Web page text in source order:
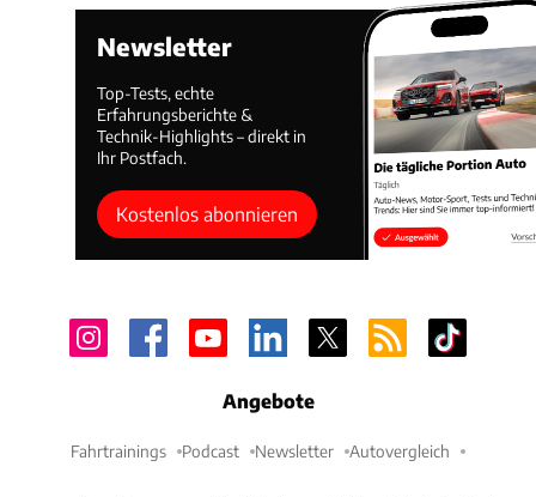
Newsletter
Top-Tests, echte
Erfahrungsberichte &
Technik-Highlights – direkt in
Ihr Postfach.
Kostenlos abonnieren
Angebote
Fahrtrainings Podcast Newsletter Autovergleich